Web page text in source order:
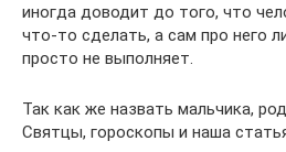
иногда доводит до того, что
что-то сделать, а сам про него
просто не выполняет.
Так как же назвать мальчика,
Святцы, гороскопы и наша